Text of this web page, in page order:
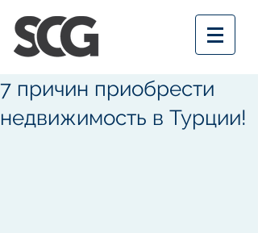
7 причин приобрести
недвижимость в Турции!